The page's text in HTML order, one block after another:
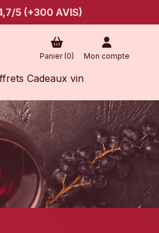
5 (+300 AVIS)
Panier (0) Mon compte
Cadeaux vin